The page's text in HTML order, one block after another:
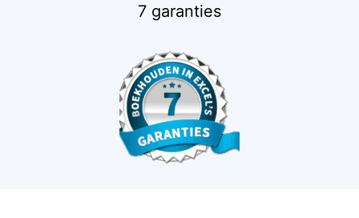
7 garanties
19,00
excl. btw
Toevoegen aan winkelwagen